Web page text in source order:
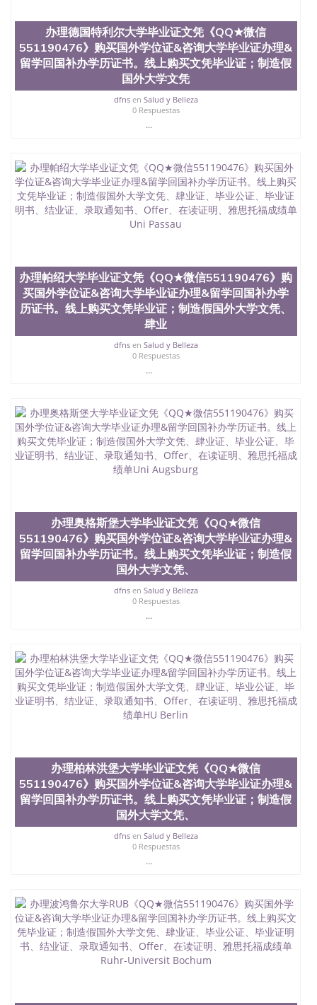
办理德国特利尔大学毕业证文凭《QQ★微信
551190476》购买国外学位证&咨询大学毕业证办理&
留学回国补办学历证书。线上购买文凭毕业证；制造假
国外大学文凭
dfnsen Salud y Belleza
0 Respuestas
...
办理帕绍大学毕业证文凭《QQ★微信551190476》购
买国外学位证&咨询大学毕业证办理&留学回国补办学
历证书。线上购买文凭毕业证；制造假国外大学文凭、
肆业
dfnsen Salud y Belleza
0 Respuestas
...
办理奥格斯堡大学毕业证文凭《QQ★微信
551190476》购买国外学位证&咨询大学毕业证办理&
留学回国补办学历证书。线上购买文凭毕业证；制造假
国外大学文凭、
dfnsen Salud y Belleza
0 Respuestas
...
办理柏林洪堡大学毕业证文凭《QQ★微信
551190476》购买国外学位证&咨询大学毕业证办理&
留学回国补办学历证书。线上购买文凭毕业证；制造假
国外大学文凭、
dfnsen Salud y Belleza
0 Respuestas
...